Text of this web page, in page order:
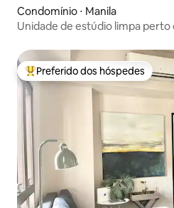
Condomínio ⋅ Manila
Unidade de estúdio limpa perto
Entre os melhores preferidos
Preferido dos hóspedes